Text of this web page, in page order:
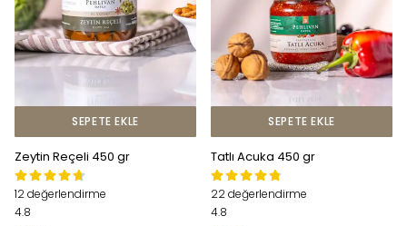
SEPETE EKLE
Zeytin Reçeli 450 gr
12 değerlendirme
4.8
SEPETE EKLE
Tatlı Acuka 450 gr
22 değerlendirme
4.8